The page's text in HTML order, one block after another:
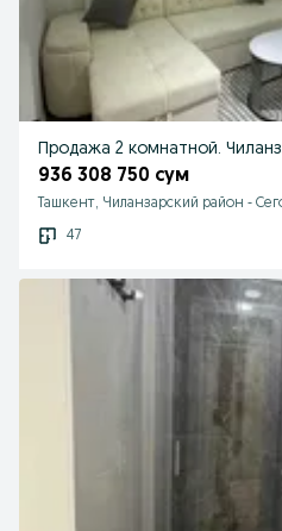
Продажа 2
936 308 750 сум
Ташкент, Чиланзарский район -
47